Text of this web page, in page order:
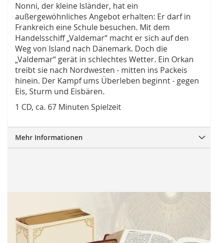
Nonni, der kleine Isländer, hat ein
außergewöhnliches Angebot erhalten: Er darf in
Frankreich eine Schule besuchen. Mit dem
Handelsschiff „Valdemar“ macht er sich auf den
Weg von Island nach Dänemark. Doch die
„Valdemar“ gerät in schlechtes Wetter. Ein Orkan
treibt sie nach Nordwesten - mitten ins Packeis
hinein. Der Kampf ums Überleben beginnt - gegen
Eis, Sturm und Eisbären.
1 CD, ca. 67 Minuten Spielzeit
Mehr Informationen